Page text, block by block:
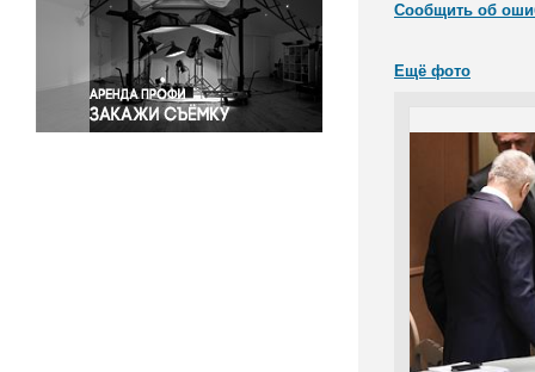
Спорт
Экология
Экономика и бизнес
Сообщить об
Ещё фото